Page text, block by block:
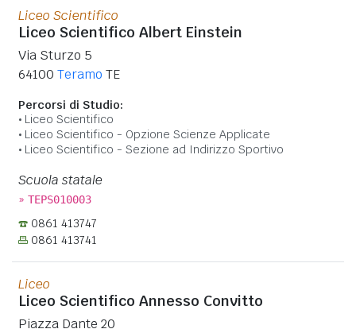
Liceo Scientifico
Liceo Scientifico Albert Einstein
Via Sturzo 5
64100 Teramo TE
Percorsi di Studio:
Liceo Scientifico
Liceo Scientifico - Opzione Scienze Applicate
Liceo Scientifico - Sezione ad Indirizzo Sportivo
Scuola statale
» TEPS010003
0861 413747
0861 413741
Liceo
Liceo Scientifico Annesso Convitto
Piazza Dante 20